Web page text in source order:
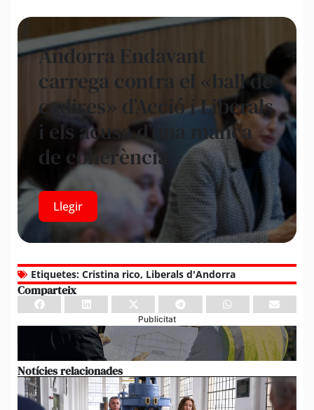
Andorra Endavant
carrega contra el «ball de
cadires» d’Acció i Liberals
i els acusa d’una manca
de coherència
Llegir
Etiquetes: Cristina rico, Liberals d'Andorra
Comparteix
Publicitat
Notícies relacionades